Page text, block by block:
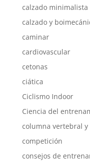
calzado minimalista
calzado y
caminar
cardiovascular
cetonas
ciática
Ciclismo Indoor
Ciencia del
columna vertebral y
competición
consejos de